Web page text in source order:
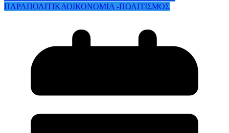
ΠΑΡΑΠΟΛΙΤΙΚΑΟΙΚΟΝΟΜΙΑ -ΠΟΛΙΤΙΣΜΟΣ